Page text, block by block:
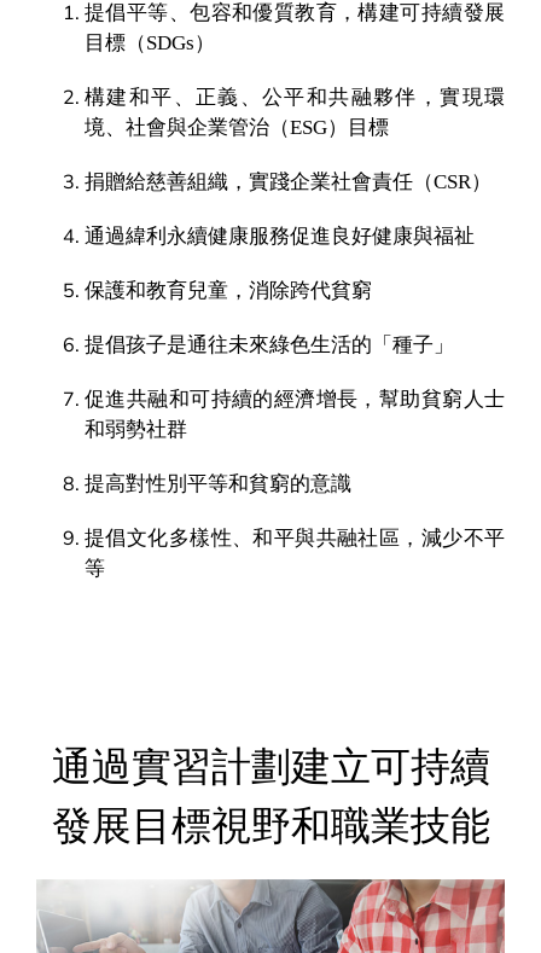
提倡平等、包容和優質教育，構建可持續發展
目標（SDGs）
構建和平、正義、公平和共融夥伴，實現環
境、社會與企業管治（ESG）目標
捐贈給慈善組織，實踐企業社會責任（CSR）
通過緯利永續健康服務促進良好健康與福祉
保護和教育兒童，消除跨代貧窮
提倡孩子是通往未來綠色生活的「種子」
促進共融和可持續的經濟增長，幫助貧窮人士
和弱勢社群
提高對性別平等和貧窮的意識
提倡文化多樣性、和平與共融社區，減少不平
等
通過實習計劃建立可持續
發展目標視野和職業技能